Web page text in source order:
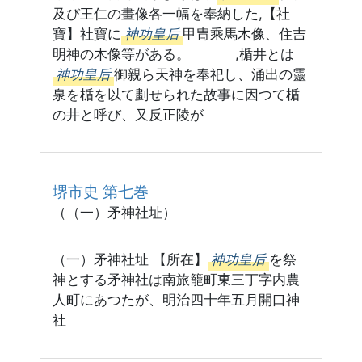
及び王仁の畫像各一幅を奉納した,【社
寶】社寶に 神功皇后 甲冑乘馬木像、住吉
明神の木像等がある。 ,楯井とは
神功皇后 御親ら天神を奉祀し、涌出の靈
泉を楯を以て劃せられた故事に因つて楯
の井と呼び、又反正陵が
堺市史 第七巻
（（一）矛神社址）
（一）矛神社址 【所在】 神功皇后 を祭
神とする矛神社は南旅籠町東三丁字内農
人町にあつたが、明治四十年五月開口神
社